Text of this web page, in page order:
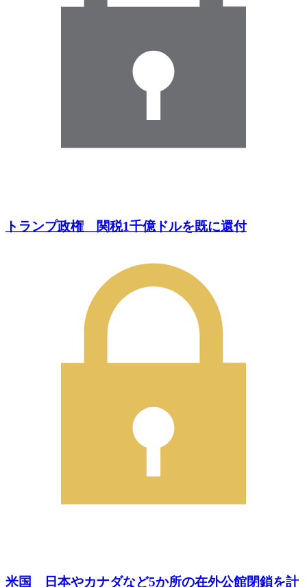
トランプ政権 関税1千億ドルを既に還付
米国 日本やカナダなど5か所の在外公館閉鎖を計